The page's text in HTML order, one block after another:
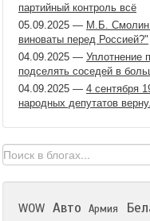
партийный контроль всё
05.09.2025 — М.Б.
виноваты перед Россией?"
04.09.2025 — Уплотнение
подселять соседей в
04.09.2025 — 4 сентября
народных депутатов
WOW Авто Армия